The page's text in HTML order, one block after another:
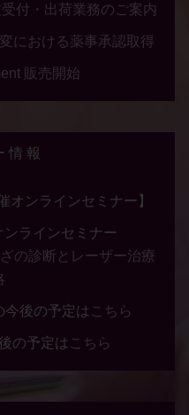
付・出荷業務のご案内
における薬事承認取得
販売開始
情報
オンラインセミナー】
ラインセミナー
の診断とレーザー治療
今後の予定は こちら
の予定は こちら